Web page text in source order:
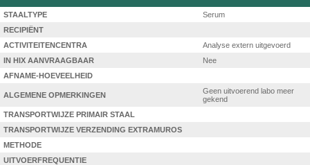
STAALTYPE
Serum
RECIPIËNT
ACTIVITEITENCENTRA
Analyse extern uitgevoerd
IN HIX AANVRAAGBAAR
Nee
AFNAME-HOEVEELHEID
ALGEMENE OPMERKINGEN
Geen uitvoerend labo meer
gekend
TRANSPORTWIJZE PRIMAIR STAAL
TRANSPORTWIJZE VERZENDING EXTRAMUROS
METHODE
UITVOERFREQUENTIE